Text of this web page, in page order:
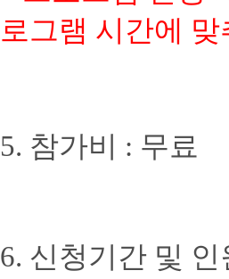
로그램 시간에
5. 참가비 : 무료
6. 신청기간 및 인